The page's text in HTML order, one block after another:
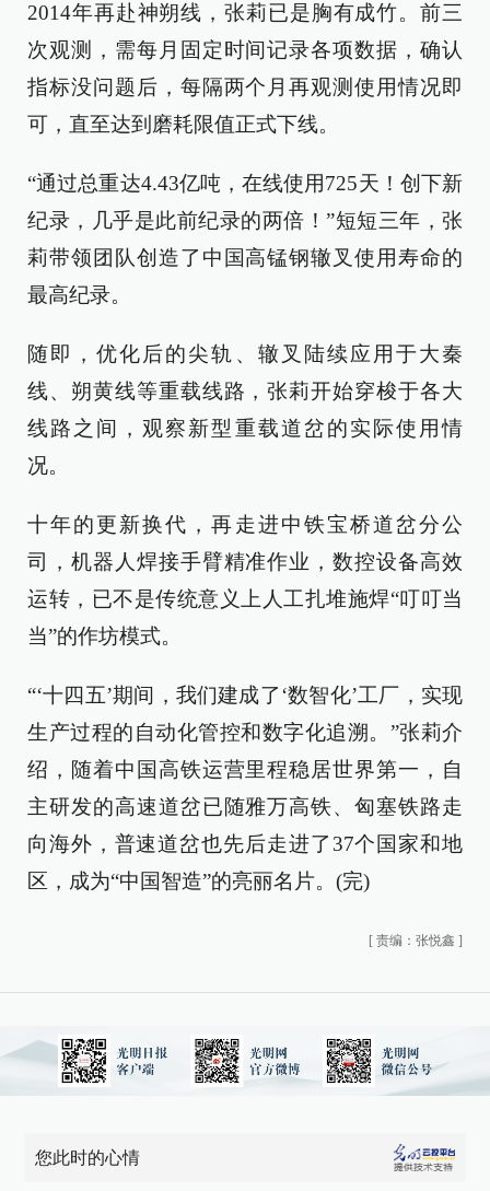
2014年再赴神朔线，张莉已是胸有成竹。前三
次观测，需每月固定时间记录各项数据，确认
指标没问题后，每隔两个月再观测使用情况即
可，直至达到磨耗限值正式下线。
“通过总重达4.43亿吨，在线使用725天！创下新
纪录，几乎是此前纪录的两倍！”短短三年，张
莉带领团队创造了中国高锰钢辙叉使用寿命的
最高纪录。
随即，优化后的尖轨、辙叉陆续应用于大秦
线、朔黄线等重载线路，张莉开始穿梭于各大
线路之间，观察新型重载道岔的实际使用情
况。
十年的更新换代，再走进中铁宝桥道岔分公
司，机器人焊接手臂精准作业，数控设备高效
运转，已不是传统意义上人工扎堆施焊“叮叮当
当”的作坊模式。
“‘十四五’期间，我们建成了‘数智化’工厂，实现
生产过程的自动化管控和数字化追溯。”张莉介
绍，随着中国高铁运营里程稳居世界第一，自
主研发的高速道岔已随雅万高铁、匈塞铁路走
向海外，普速道岔也先后走进了37个国家和地
区，成为“中国智造”的亮丽名片。(完)
[ 责编：张悦鑫 ]
您此时的心情